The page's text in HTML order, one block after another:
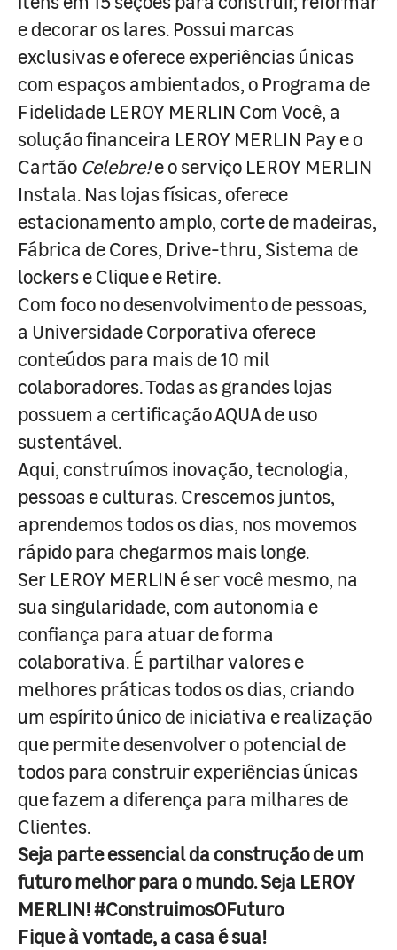
e decorar os lares. Possui marcas
exclusivas e oferece experiências únicas
com espaços ambientados, o Programa de
Fidelidade LEROY MERLIN Com Você, a
solução financeira LEROY MERLIN Pay e o
Cartão Celebre!e o serviço LEROY MERLIN
Instala. Nas lojas físicas, oferece
estacionamento amplo, corte de madeiras,
Fábrica de Cores, Drive-thru, Sistema de
lockers e Clique e Retire.
Com foco no desenvolvimento de pessoas,
a Universidade Corporativa oferece
conteúdos para mais de 10 mil
colaboradores. Todas as grandes lojas
possuem a certificação AQUA de uso
sustentável.
Aqui, construímos inovação, tecnologia,
pessoas e culturas. Crescemos juntos,
aprendemos todos os dias, nos movemos
rápido para chegarmos mais longe.
Ser LEROY MERLIN é ser você mesmo, na
sua singularidade, com autonomia e
confiança para atuar de forma
colaborativa. É partilhar valores e
melhores práticas todos os dias, criando
um espírito único de iniciativa e realização
que permite desenvolver o potencial de
todos para construir experiências únicas
que fazem a diferença para milhares de
Clientes.
Seja parte essencial da construção de um
futuro melhor para o mundo. Seja LEROY
MERLIN! #ConstruimosOFuturo
Fique à vontade, a casa é sua!